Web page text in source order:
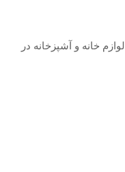
خانه و آشپزخانه در